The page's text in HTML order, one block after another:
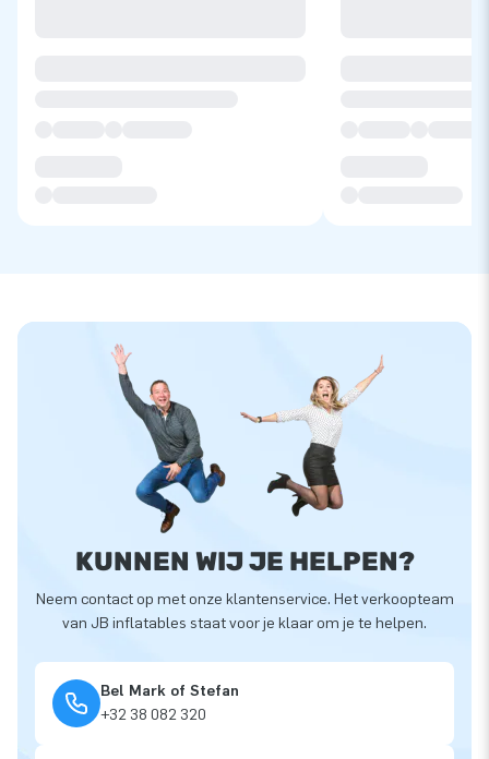
KUNNEN WIJ JE HELPEN?
Neem contact op met onze klantenservice. Het verkoopteam
van JB inflatables staat voor je klaar om je te helpen.
Bel Mark of Stefan
+32 38 082 320